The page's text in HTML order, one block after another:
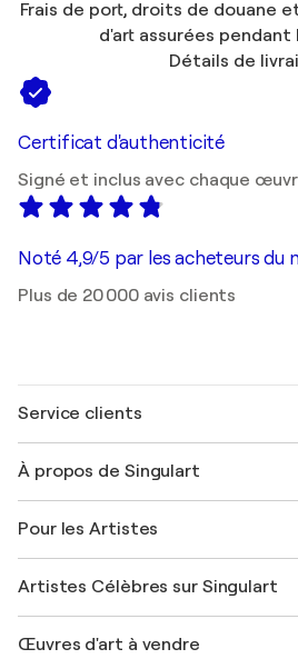
Frais de port, droits de douane
d'art assurées
Détails de
Certificat d'authenticité
Signé et inclus avec chaque
Noté 4,9/5 par les acheteurs du
Plus de 20 000 avis clients
Service clients
Expédition
Offrir une carte cadeau
Rejoignez notre programme
Mon compte
+33 1 76 44 06 42
À propos de Singulart
FAQ
Magazine Singulart
Emplois
Découvrez une sélection d'art
Pour les Artistes
Se connecter en tant qu'Artiste
Artistes Célèbres sur Singulart
Marc Chagall
Œuvres d'art à vendre